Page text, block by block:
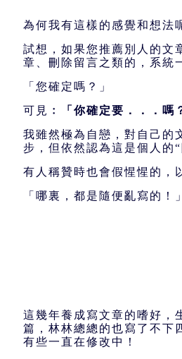
為何我有這樣的感覺和想法
試想，如果您推薦別人的文
章、刪除留言之類的，系統
「您確定嗎？」
可見 ﹕「你確定要．．．嗎
我雖然極為自戀，對自己的
步，但依然認為這是個人的
有人稱贊時也會假惺惺的，
「哪裏，都是隨便亂寫的！
這幾年養成寫文章的嗜好，
篇，林林總總的也寫了不下
有些一直在修改中！